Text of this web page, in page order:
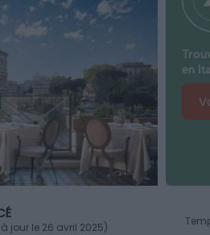
en
jour le 26 avril 2025)